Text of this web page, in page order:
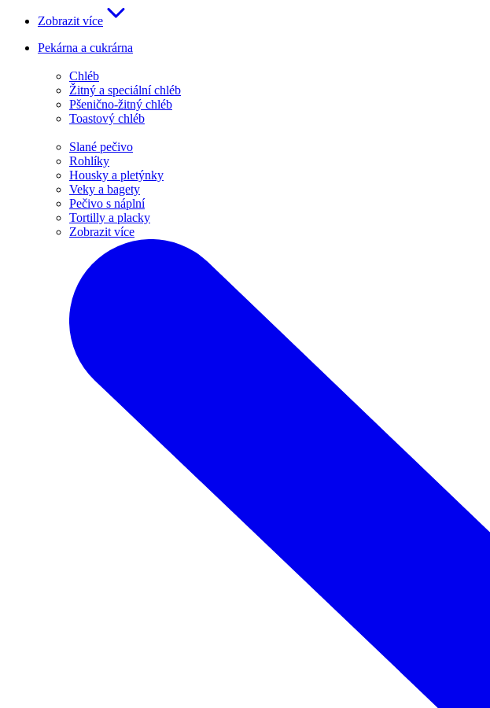
Zobrazit více
Pekárna a cukrárna
Chléb
Žitný a speciální chléb
Pšenično-žitný chléb
Toastový chléb
Slané pečivo
Rohlíky
Housky a pletýnky
Veky a bagety
Pečivo s náplní
Tortilly a placky
Zobrazit více